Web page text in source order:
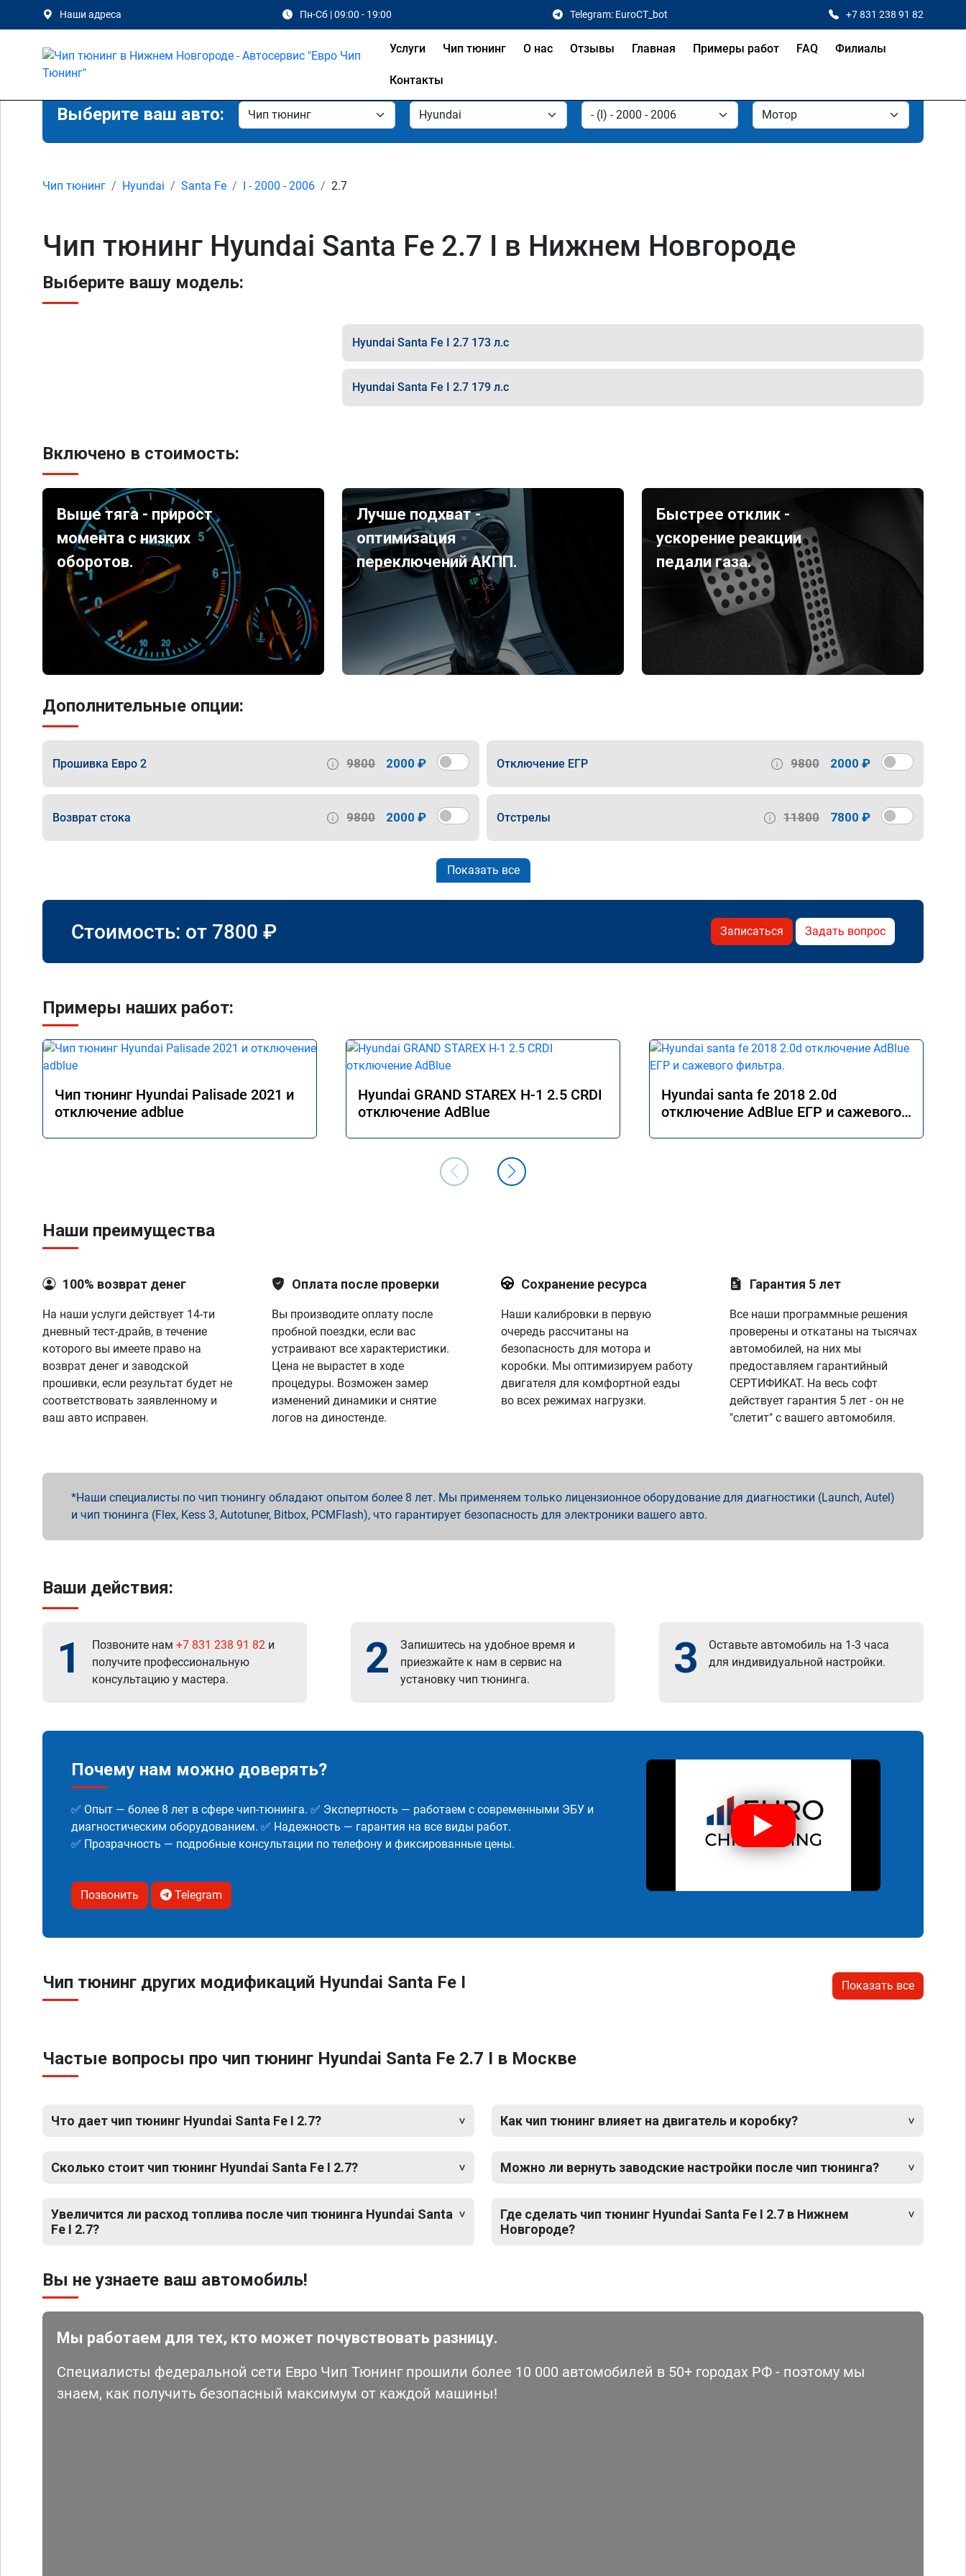
Наши адреса Пн-Сб | 09:00 - 19:00 Telegram: EuroCT_bot +7 831 238 91 82
Услуги Чип тюнинг О нас Отзывы Главная Примеры работ FAQ Филиалы
Контакты
Выберите ваш авто:
Чип тюнинг Hyundai Santa Fe I - 2000 - 2006 2.7
Чип тюнинг Hyundai Santa Fe 2.7 I в Нижнем Новгороде
Выберите вашу модель:
Hyundai Santa Fe I 2.7 173 л.с
Hyundai Santa Fe I 2.7 179 л.с
Включено в стоимость:
Выше тяга - прирост
момента с низких
оборотов.
Лучше подхват -
оптимизация
переключений АКПП.
Быстрее отклик -
ускорение реакции
педали газа.
Дополнительные опции:
Прошивка Евро 2 9800 2000 ₽ Отключение ЕГР 9800 2000 ₽
Возврат стока 9800 2000 ₽ Отстрелы 11800 7800 ₽
Показать все
Стоимость: от 7800 ₽ Записаться Задать вопрос
Примеры наших работ:
Чип тюнинг Hyundai Palisade 2021 и
отключение adblue
Hyundai GRAND STAREX H-1 2.5 CRDI
отключение AdBlue
Hyundai santa fe 2018 2.0d
отключение AdBlue ЕГР и сажевого
Наши преимущества
100% возврат денег
На наши услуги действует 14-ти
дневный тест-драйв, в течение
которого вы имеете право на
возврат денег и заводской
прошивки, если результат будет не
соответствовать заявленному и
ваш авто исправен.
Оплата после проверки
Вы производите оплату после
пробной поездки, если вас
устраивают все характеристики.
Цена не вырастет в ходе
процедуры. Возможен замер
изменений динамики и снятие
логов на диностенде.
Сохранение ресурса
Наши калибровки в первую
очередь рассчитаны на
безопасность для мотора и
коробки. Мы оптимизируем работу
двигателя для комфортной езды
во всех режимах нагрузки.
Гарантия 5 лет
Все наши программные решения
проверены и откатаны на тысячах
автомобилей, на них мы
предоставляем гарантийный
СЕРТИФИКАТ. На весь софт
действует гарантия 5 лет - он не
"слетит" с вашего автомобиля.
Наши специалисты по чип тюнингу обладают опытом более 8 лет. Мы применяем только лицензионное оборудование для диагностики (Launch, Autel)
и чип тюнинга (Flex, Kess 3, Autotuner, Bitbox, PCMFlash), что гарантирует безопасность для электроники вашего авто.
Ваши действия:
1 Позвоните нам +7 831 238 91 82 и
получите профессиональную
консультацию у мастера.
2
Запишитесь на удобное время и
приезжайте к нам в сервис на
установку чип тюнинга.
3
Оставьте автомобиль на 1-3 часа
для индивидуальной настройки.
Почему нам можно доверять?
✅ Опыт — более 8 лет в сфере чип-тюнинга. ✅ Экспертность — работаем с современными ЭБУ и
диагностическим оборудованием. ✅ Надежность — гарантия на все виды работ.
✅ Прозрачность — подробные консультации по телефону и фиксированные цены.
Позвонить Telegram
Чип тюнинг других модификаций Hyundai Santa Fe I Показать все
Частые вопросы про чип тюнинг Hyundai Santa Fe 2.7 I в Москве
Что дает чип тюнинг Hyundai Santa Fe I 2.7?
Сколько стоит чип тюнинг Hyundai Santa Fe I 2.7?
Увеличится ли расход топлива после чип тюнинга Hyundai Santa
Fe I 2.7?
Как чип тюнинг влияет на двигатель и коробку?
Можно ли вернуть заводские настройки после чип тюнинга?
Где сделать чип тюнинг Hyundai Santa Fe I 2.7 в Нижнем
Новгороде?
Вы не узнаете ваш автомобиль!
Мы работаем для тех, кто может почувствовать разницу.
Специалисты федеральной сети Евро Чип Тюнинг прошили более 10 000 автомобилей в 50+ городах РФ - поэтому мы
знаем, как получить безопасный максимум от каждой машины!